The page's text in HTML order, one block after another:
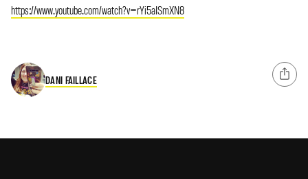
https://www.youtube.com/watch?v=rYi5aISmXN8
DANI FAILLACE